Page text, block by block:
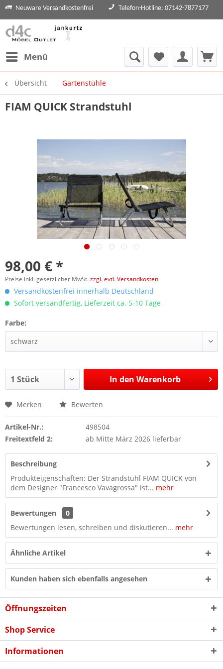
Neuware Versandkostenfrei Telefon-Hotline: 07142-7877177
Menü
Übersicht Gartenstühle
FIAM QUICK Strandstuhl
98,00 € *
Preise inkl. gesetzlicher MwSt.zzgl. evtl. Versandkosten
Versandkostenfrei innerhalb Deutschland
Sofort versandfertig, Lieferzeit ca. 5-10 Tage
Farbe:
In den Warenkorb
Merken Bewerten
Artikel-Nr.:
498504
Freitextfeld 2:
ab Mitte März 2026 lieferbar
Beschreibung
Produkteigenschaften: Der Strandstuhl FIAM QUICK von
dem Designer "Francesco Vavagrossa" ist... mehr
Bewertungen
0
Bewertungen lesen, schreiben und diskutieren... mehr
Ähnliche Artikel
Kunden haben sich ebenfalls angesehen
Öffnungszeiten
Shop Service
Informationen